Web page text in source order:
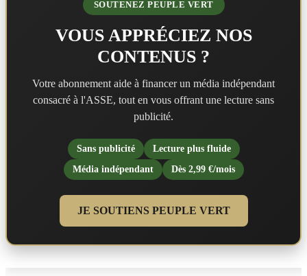
SOUTENEZ PEUPLE VERT
VOUS APPRÉCIEZ NOS
CONTENUS ?
Votre abonnement aide à financer un média indépendant
consacré à l'ASSE, tout en vous offrant une lecture sans
publicité.
Sans publicité
Lecture plus fluide
Média indépendant
Dès 2,99 €/mois
JE SOUTIENS PEUPLE VERT